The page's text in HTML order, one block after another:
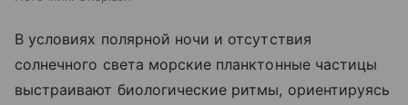
В условиях полярной ночи и отсутствия
солнечного света морские планктонные частицы
выстраивают биологические ритмы, ориентируясь